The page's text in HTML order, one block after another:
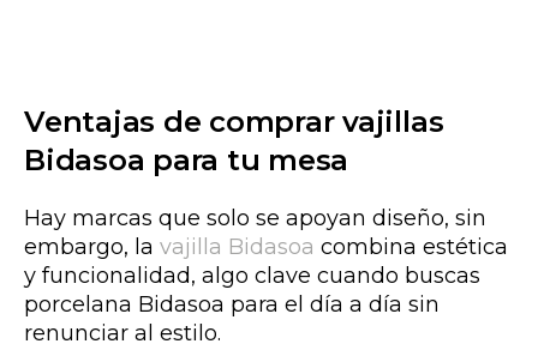
Ventajas de comprar vajillas
Bidasoa para tu mesa
Hay marcas que solo se apoyan diseño, sin
embargo, la vajilla Bidasoa combina estética
y funcionalidad, algo clave cuando buscas
porcelana Bidasoa para el día a día sin
renunciar al estilo.